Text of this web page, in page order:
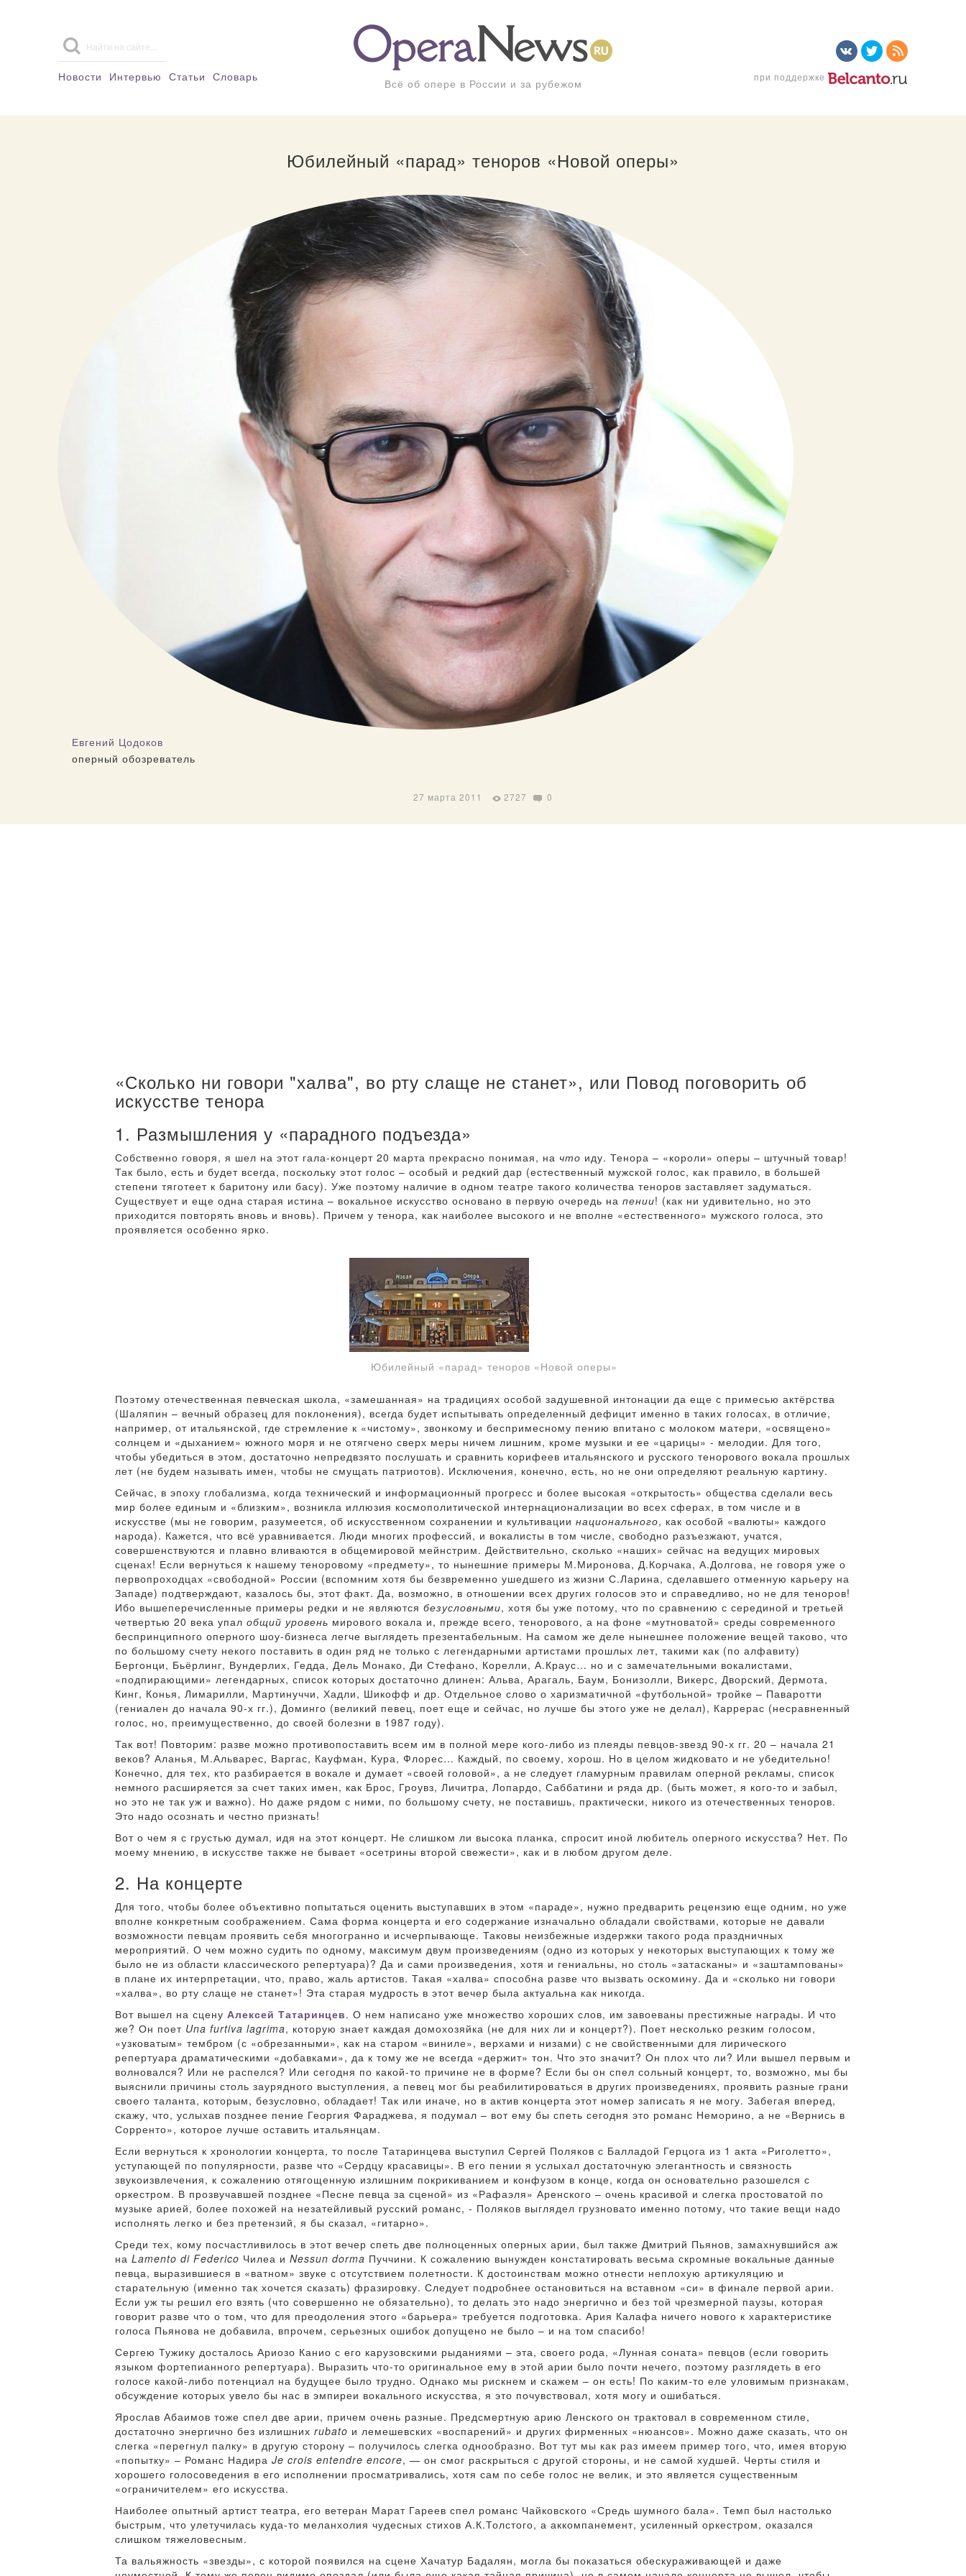
Новости Интервью Статьи Словарь Всё об опере в России и за рубежом при поддержке
Юбилейный «парад» теноров «Новой оперы»
Евгений Цодоков
оперный обозреватель
27 марта 2011 2727 0
«Сколько ни говори "халва", во рту слаще не станет», или Повод поговорить об
искусстве тенора
1. Размышления у «парадного подъезда»
Собственно говоря, я шел на этот гала-концерт 20 марта прекрасно понимая, на что иду. Тенора – «короли» оперы – штучный товар!
Так было, есть и будет всегда, поскольку этот голос – особый и редкий дар (естественный мужской голос, как правило, в большей
степени тяготеет к баритону или басу). Уже поэтому наличие в одном театре такого количества теноров заставляет задуматься.
Существует и еще одна старая истина – вокальное искусство основано в первую очередь на пении! (как ни удивительно, но это
приходится повторять вновь и вновь). Причем у тенора, как наиболее высокого и не вполне «естественного» мужского голоса, это
проявляется особенно ярко.
Юбилейный «парад» теноров «Новой оперы»
Поэтому отечественная певческая школа, «замешанная» на традициях особой задушевной интонации да еще с примесью актёрства
(Шаляпин – вечный образец для поклонения), всегда будет испытывать определенный дефицит именно в таких голосах, в отличие,
например, от итальянской, где стремление к «чистому», звонкому и беспримесному пению впитано с молоком матери, «освящено»
солнцем и «дыханием» южного моря и не отягчено сверх меры ничем лишним, кроме музыки и ее «царицы» - мелодии. Для того,
чтобы убедиться в этом, достаточно непредвзято послушать и сравнить корифеев итальянского и русского тенорового вокала прошлых
лет (не будем называть имен, чтобы не смущать патриотов). Исключения, конечно, есть, но не они определяют реальную картину.
Сейчас, в эпоху глобализма, когда технический и информационный прогресс и более высокая «открытость» общества сделали весь
мир более единым и «близким», возникла иллюзия космополитической интернационализации во всех сферах, в том числе и в
искусстве (мы не говорим, разумеется, об искусственном сохранении и культивации национального, как особой «валюты» каждого
народа). Кажется, что всё уравнивается. Люди многих профессий, и вокалисты в том числе, свободно разъезжают, учатся,
совершенствуются и плавно вливаются в общемировой мейнстрим. Действительно, сколько «наших» сейчас на ведущих мировых
сценах! Если вернуться к нашему теноровому «предмету», то нынешние примеры М.Миронова, Д.Корчака, А.Долгова, не говоря уже о
первопроходцах «свободной» России (вспомним хотя бы безвременно ушедшего из жизни С.Ларина, сделавшего отменную карьеру на
Западе) подтверждают, казалось бы, этот факт. Да, возможно, в отношении всех других голосов это и справедливо, но не для теноров!
Ибо вышеперечисленные примеры редки и не являются безусловными, хотя бы уже потому, что по сравнению с серединой и третьей
четвертью 20 века упал общий уровень мирового вокала и, прежде всего, тенорового, а на фоне «мутноватой» среды современного
беспринципного оперного шоу-бизнеса легче выглядеть презентабельным. На самом же деле нынешнее положение вещей таково, что
по большому счету некого поставить в один ряд не только с легендарными артистами прошлых лет, такими как (по алфавиту)
Бергонци, Бьёрлинг, Вундерлих, Гедда, Дель Монако, Ди Стефано, Корелли, А.Краус… но и с замечательными вокалистами,
«подпирающими» легендарных, список которых достаточно длинен: Альва, Арагаль, Баум, Бонизолли, Викерс, Дворский, Дермота,
Кинг, Конья, Лимарилли, Мартинуччи, Хадли, Шикофф и др. Отдельное слово о харизматичной «футбольной» тройке – Паваротти
(гениален до начала 90-х гг.), Доминго (великий певец, поет еще и сейчас, но лучше бы этого уже не делал), Каррерас (несравненный
голос, но, преимущественно, до своей болезни в 1987 году).
Так вот! Повторим: разве можно противопоставить всем им в полной мере кого-либо из плеяды певцов-звезд 90-х гг. 20 – начала 21
веков? Аланья, М.Альварес, Варгас, Кауфман, Кура, Флорес… Каждый, по своему, хорош. Но в целом жидковато и не убедительно!
Конечно, для тех, кто разбирается в вокале и думает «своей головой», а не следует гламурным правилам оперной рекламы, список
немного расширяется за счет таких имен, как Брос, Гроувз, Личитра, Лопардо, Саббатини и ряда др. (быть может, я кого-то и забыл,
но это не так уж и важно). Но даже рядом с ними, по большому счету, не поставишь, практически, никого из отечественных теноров.
Это надо осознать и честно признать!
Вот о чем я с грустью думал, идя на этот концерт. Не слишком ли высока планка, спросит иной любитель оперного искусства? Нет. По
моему мнению, в искусстве также не бывает «осетрины второй свежести», как и в любом другом деле.
2. На концерте
Для того, чтобы более объективно попытаться оценить выступавших в этом «параде», нужно предварить рецензию еще одним, но уже
вполне конкретным соображением. Сама форма концерта и его содержание изначально обладали свойствами, которые не давали
возможности певцам проявить себя многогранно и исчерпывающе. Таковы неизбежные издержки такого рода праздничных
мероприятий. О чем можно судить по одному, максимум двум произведениям (одно из которых у некоторых выступающих к тому же
было не из области классического репертуара)? Да и сами произведения, хотя и гениальны, но столь «затасканы» и «заштампованы»
в плане их интерпретации, что, право, жаль артистов. Такая «халва» способна разве что вызвать оскомину. Да и «сколько ни говори
«халва», во рту слаще не станет»! Эта старая мудрость в этот вечер была актуальна как никогда.
Вот вышел на сцену Алексей Татаринцев. О нем написано уже множество хороших слов, им завоеваны престижные награды. И что
же? Он поет Una furtiva lagrima, которую знает каждая домохозяйка (не для них ли и концерт?). Поет несколько резким голосом,
«узковатым» тембром (с «обрезанными», как на старом «виниле», верхами и низами) с не свойственными для лирического
репертуара драматическими «добавками», да к тому же не всегда «держит» тон. Что это значит? Он плох что ли? Или вышел первым и
волновался? Или не распелся? Или сегодня по какой-то причине не в форме? Если бы он спел сольный концерт, то, возможно, мы бы
выяснили причины столь заурядного выступления, а певец мог бы реабилитироваться в других произведениях, проявить разные грани
своего таланта, которым, безусловно, обладает! Так или иначе, но в актив концерта этот номер записать я не могу. Забегая вперед,
скажу, что, услыхав позднее пение Георгия Фараджева, я подумал – вот ему бы спеть сегодня это романс Неморино, а не «Вернись в
Сорренто», которое лучше оставить итальянцам.
Если вернуться к хронологии концерта, то после Татаринцева выступил Сергей Поляков с Балладой Герцога из 1 акта «Риголетто»,
уступающей по популярности, разве что «Сердцу красавицы». В его пении я услыхал достаточную элегантность и связность
звукоизвлечения, к сожалению отягощенную излишним покрикиванием и конфузом в конце, когда он основательно разошелся с
оркестром. В прозвучавшей позднее «Песне певца за сценой» из «Рафаэля» Аренского – очень красивой и слегка простоватой по
музыке арией, более похожей на незатейливый русский романс, - Поляков выглядел грузновато именно потому, что такие вещи надо
исполнять легко и без претензий, я бы сказал, «гитарно».
Среди тех, кому посчастливилось в этот вечер спеть две полноценных оперных арии, был также Дмитрий Пьянов, замахнувшийся аж
на Lamento di Federico Чилеа и Nessun dorma Пуччини. К сожалению вынужден констатировать весьма скромные вокальные данные
певца, выразившиеся в «ватном» звуке с отсутствием полетности. К достоинствам можно отнести неплохую артикуляцию и
старательную (именно так хочется сказать) фразировку. Следует подробнее остановиться на вставном «си» в финале первой арии.
Если уж ты решил его взять (что совершенно не обязательно), то делать это надо энергично и без той чрезмерной паузы, которая
говорит разве что о том, что для преодоления этого «барьера» требуется подготовка. Ария Калафа ничего нового к характеристике
голоса Пьянова не добавила, впрочем, серьезных ошибок допущено не было – и на том спасибо!
Сергею Тужику досталось Ариозо Канио с его карузовскими рыданиями – эта, своего рода, «Лунная соната» певцов (если говорить
языком фортепианного репертуара). Выразить что-то оригинальное ему в этой арии было почти нечего, поэтому разглядеть в его
голосе какой-либо потенциал на будущее было трудно. Однако мы рискнем и скажем – он есть! По каким-то еле уловимым признакам,
обсуждение которых увело бы нас в эмпиреи вокального искусства, я это почувствовал, хотя могу и ошибаться.
Ярослав Абаимов тоже спел две арии, причем очень разные. Предсмертную арию Ленского он трактовал в современном стиле,
достаточно энергично без излишних rubato и лемешевских «воспарений» и других фирменных «нюансов». Можно даже сказать, что он
слегка «перегнул палку» в другую сторону – получилось слегка однообразно. Вот тут мы как раз имеем пример того, что, имея вторую
«попытку» – Романс Надира Je crois entendre encore, — он смог раскрыться с другой стороны, и не самой худшей. Черты стиля и
хорошего голосоведения в его исполнении просматривались, хотя сам по себе голос не велик, и это является существенным
«ограничителем» его искусства.
Наиболее опытный артист театра, его ветеран Марат Гареев спел романс Чайковского «Средь шумного бала». Темп был настолько
быстрым, что улетучилась куда-то меланхолия чудесных стихов А.К.Толстого, а аккомпанемент, усиленный оркестром, оказался
слишком тяжеловесным.
Та вальяжность «звезды», с которой появился на сцене Хачатур Бадалян, могла бы показаться обескураживающей и даже